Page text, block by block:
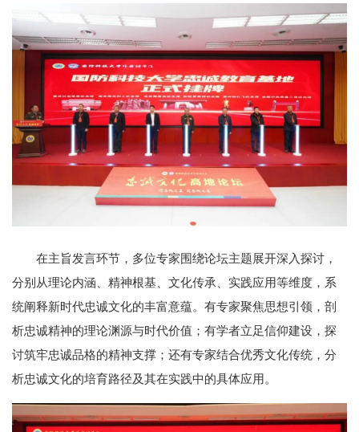
在主旨发言环节，多位专家围绕论坛主题展开深入探讨，
分别从理论内涵、精神根基、文化传承、实践应用等维度，系
统阐释新时代忠诚文化的丰富意蕴。有专家聚焦思想引领，剖
析忠诚精神的理论渊源与时代价值；有学者立足信仰建设，探
讨筑牢忠诚品格的精神支撑；还有专家结合优秀文化传统，分
析忠诚文化的培育路径及其在实践中的具体应用。